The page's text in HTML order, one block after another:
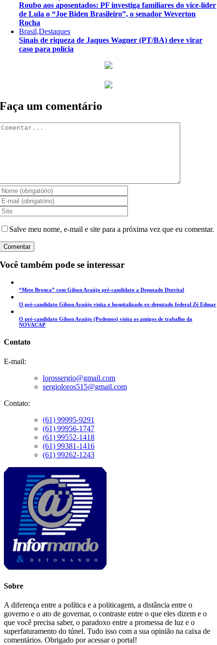
Roubo aos aposentados: PF investiga familiares do vice-líder
de Lula o “Joe Biden Brasileiro”, o senador Weverton
Rocha
Brasil,Destaques
Sinais de riqueza de Jaques Wagner (PT/BA) deve virar
caso para polícia
Faça um comentário
Salve meu nome, e-mail e site para a próxima vez que eu comentar.
Você também pode se interessar
“Mete Bronca” com Gilson Araújo pré-candidato a Deputado Distrital
O pré-candidato Gilson Araújo visita o hospitalizado ex-deputado federal Zé Edmar
O pré-candidato Gilson Araújo (Podemos) visita os amigos de trabalho da
NOVACAP
Contato
E-mail:
lorossergio@gmail.com
sergioloros515@gmail.com
Contato:
(61) 99995-9291
(61) 99956-1747
(61) 99552-1418
(61) 99381-1416
(61) 99262-1243
Sobre
A diferença entre a política e a politicagem, a distância entre o
governo e o ato de governar, o contraste entre o que eles dizem e o
que você precisa saber, o paradoxo entre a promessa de luz e o
superfaturamento do túnel. Tudo isso com a sua opinião na caixa de
comentários. Obrigado por acessar o portal!